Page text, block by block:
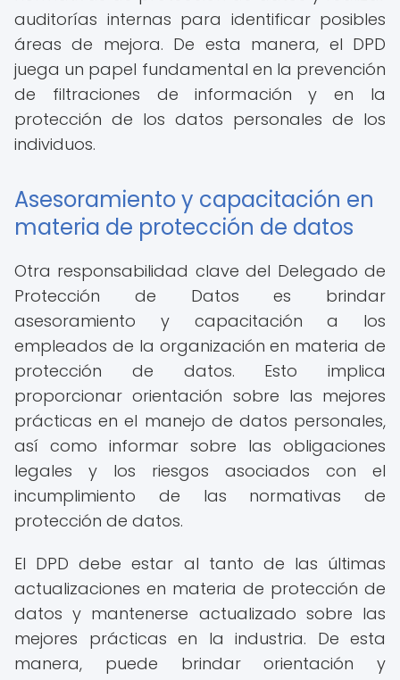
auditorías internas para identificar posibles
áreas de mejora. De esta manera, el DPD
juega un papel fundamental en la prevención
de filtraciones de información y en la
protección de los datos personales de los
individuos.
Asesoramiento y capacitación en
materia de protección de datos
Otra responsabilidad clave del Delegado de
Protección de Datos es brindar
asesoramiento y capacitación a los
empleados de la organización en materia de
protección de datos. Esto implica
proporcionar orientación sobre las mejores
prácticas en el manejo de datos personales,
así como informar sobre las obligaciones
legales y los riesgos asociados con el
incumplimiento de las normativas de
protección de datos.
El DPD debe estar al tanto de las últimas
actualizaciones en materia de protección de
datos y mantenerse actualizado sobre las
mejores prácticas en la industria. De esta
manera, puede brindar orientación y